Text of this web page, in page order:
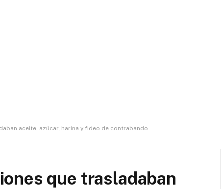
aceite, azúcar, harina y fideo de contrabando
que trasladaban